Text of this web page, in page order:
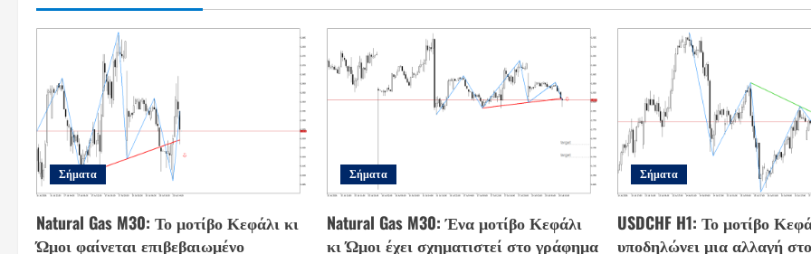
Σήματα
Natural Gas M30: Το μοτίβο Κεφάλι κι
Ώμοι φαίνεται επιβεβαιωμένο
Σήματα
Natural Gas M30: Ένα μοτίβο Κεφάλι
κι Ώμοι έχει σχηματιστεί στο γράφημα
Σήματα
USDCHF H1: Το μοτίβο
υποδηλώνει μια αλλαγή